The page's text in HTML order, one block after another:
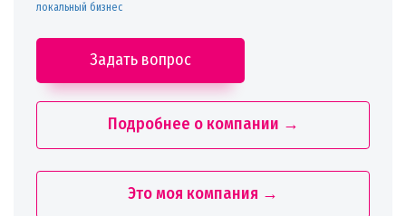
локальный бизнес
Задать вопрос
Подробнее о компании →
Это моя компания →